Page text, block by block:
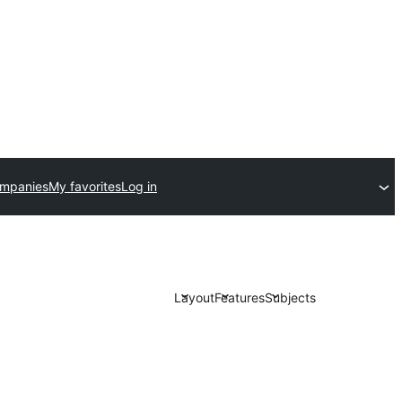
My favoritesLog in
LayoutFeaturesSubjects